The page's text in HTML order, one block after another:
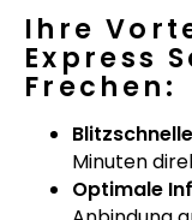
Ihre
Express
Frechen:
Minuten
Optimale